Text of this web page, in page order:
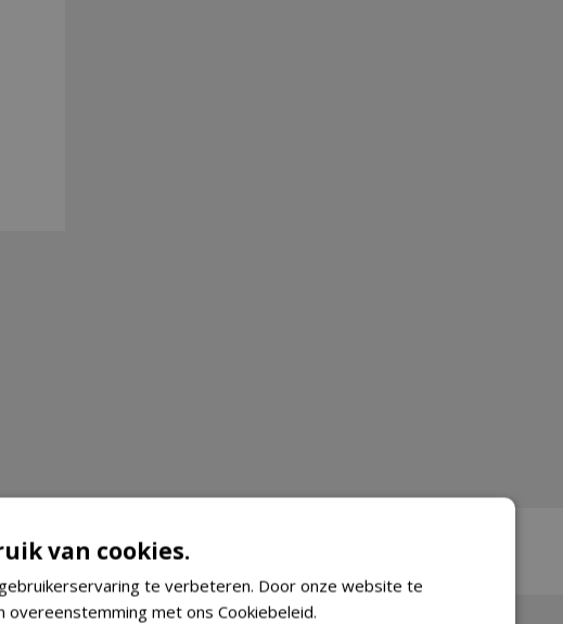
van cookies.
te verbeteren. Door onze website te
overeenstemming met ons Cookiebeleid.